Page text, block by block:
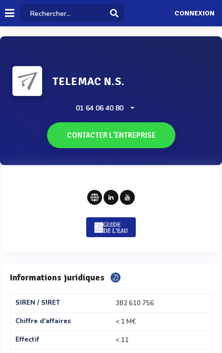
CONNEXION
TELEMAC N.S.
01 64 06 40 80
CONTACTER L'ENTREPRISE
Informations juridiques
SIREN / SIRET
382 610 756
Chiffre d'affaires
< 1 M€
Effectif
< 11